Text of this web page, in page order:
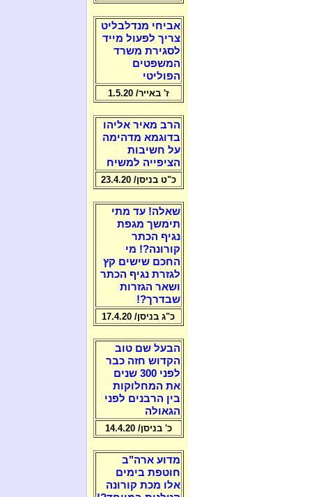
אביחי מנדלבליט
צריך לפעול מייד
לסגירת משרד
המשפטים
הפוליטי
ז' באייר/ 1.5.20
הרב מאיר אליהו
בדוגמא מדהימה
על חשיבות
הציפייה למשיח
כ"ט בניסן/ 23.4.20
שאלה! עד מתי
תימשך מגפת
נגיף הכתר
קורונה?! מי
החכם שישים קץ
לגזרת נגיף הכתר
ושאר הגזרות
שבדרך?!
כ"ג בניסן/ 17.4.20
הבעל שם טוב
הקדוש חזה כבר
לפני 300 שנים
את המחלוקות
בין הרבנים לפני
הגאולה
כ' בניסן/ 14.4.20
מדוע ארה"ב
חוטפת בימים
אלו מכת קורונה